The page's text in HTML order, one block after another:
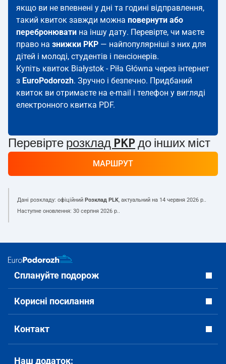
якщо ви не впевнені у дні та годині відправлення,
такий квиток завжди можна повернути або
перебронювати на іншу дату. Перевірте, чи маєте
право на знижки PKP — найпопулярніші з них для
дітей і молоді, студентів і пенсіонерів.
Купіть квиток Białystok - Piła Główna через інтернет
з EuroPodorozh. Зручно і безпечно. Придбаний
квиток ви отримаєте на e-mail і телефон у вигляді
електронного квитка PDF.
Перевірте розклад PKP до інших міст
МАРШРУТ
Дані розкладу: офіційний Розклад PLK, актуальний на 14 червня 2026 р..
Наступне оновлення: 30 серпня 2026 р..
Сплануйте подорож
Корисні посилання
Контакт
Наш додаток: